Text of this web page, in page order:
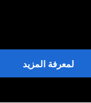
لمعرفة المزيد